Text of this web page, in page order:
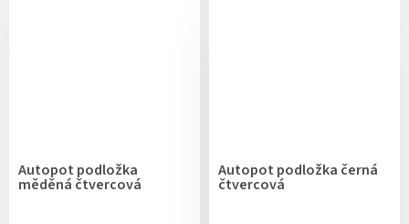
Autopot podložka
měděná čtvercová
Autopot podložka černá
čtvercová